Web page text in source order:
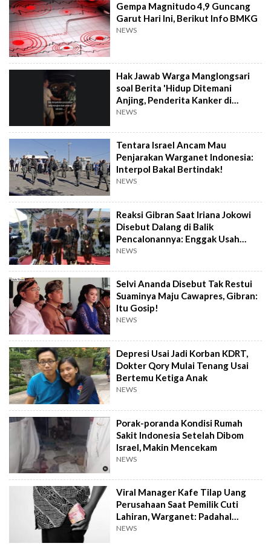
Gempa Magnitudo 4,9 Guncang
Garut Hari Ini, Berikut Info BMKG
NEWS
Hak Jawab Warga Manglongsari
soal Berita 'Hidup Ditemani
Anjing, Penderita Kanker di
Wonosobo Diamuk Warga'
NEWS
Tentara Israel Ancam Mau
Penjarakan Warganet Indonesia:
Interpol Bakal Bertindak!
NEWS
Reaksi Gibran Saat Iriana Jokowi
Disebut Dalang di Balik
Pencalonannya: Enggak Usah
Dibesar-besarkan
NEWS
Selvi Ananda Disebut Tak Restui
Suaminya Maju Cawapres, Gibran:
Itu Gosip!
NEWS
Depresi Usai Jadi Korban KDRT,
Dokter Qory Mulai Tenang Usai
Bertemu Ketiga Anak
NEWS
Porak-poranda Kondisi Rumah
Sakit Indonesia Setelah Dibom
Israel, Makin Mencekam
NEWS
Viral Manager Kafe Tilap Uang
Perusahaan Saat Pemilik Cuti
Lahiran, Warganet: Padahal
Enggak Gede Banget
NEWS